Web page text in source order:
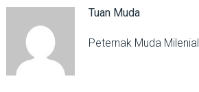
Tuan Muda
Peternak Muda Milenial